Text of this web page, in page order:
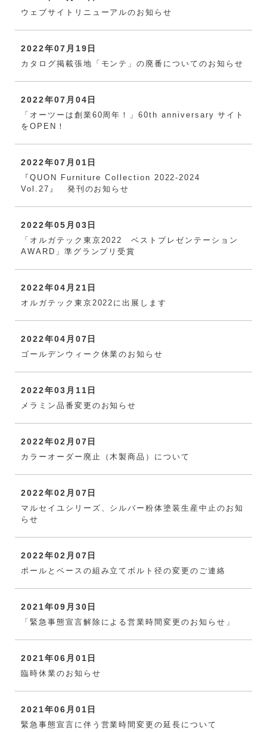
ウェブサイトリニューアルのお知らせ
2022年07月19日
カタログ掲載張地「モンテ」の廃番についてのお知らせ
2022年07月04日
「オーツーは創業60周年！」60th anniversary サイト
をOPEN！
2022年07月01日
『QUON Furniture Collection 2022-2024
Vol.27』 発刊のお知らせ
2022年05月03日
「オルガテック東京2022 ベストプレゼンテーション
AWARD」準グランプリ受賞
2022年04月21日
オルガテック東京2022に出展します
2022年04月07日
ゴールデンウィーク休業のお知らせ
2022年03月11日
メラミン品番変更のお知らせ
2022年02月07日
カラーオーダー廃止（木製商品）について
2022年02月07日
マルセイユシリーズ、シルバー粉体塗装生産中止のお知
らせ
2022年02月07日
ポールとベースの組み立てボルト径の変更のご連絡
2021年09月30日
「緊急事態宣言解除による営業時間変更のお知らせ」
2021年06月01日
臨時休業のお知らせ
2021年06月01日
緊急事態宣言に伴う営業時間変更の延長について